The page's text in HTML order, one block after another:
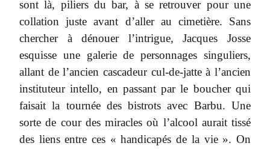
sont là, piliers du bar, à se retrouver pour une
collation juste avant d’aller au cimetière. Sans
chercher à dénouer l’intrigue, Jacques Josse
esquisse une galerie de personnages singuliers,
allant de l’ancien cascadeur cul-de-jatte à l’ancien
instituteur intello, en passant par le boucher qui
faisait la tournée des bistrots avec Barbu. Une
sorte de cour des miracles où l’alcool aurait tissé
des liens entre ces « handicapés de la vie ». On